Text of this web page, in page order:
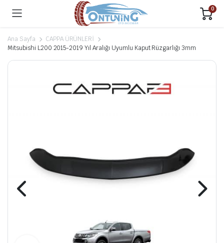
0
Ana Sayfa
CAPPA ÜRÜNLERİ
Mitsubishi L200 2015-2019 Yıl Aralığı Uyumlu Kaput Rüzgarlığı 3mm